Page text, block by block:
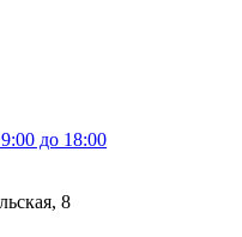
до 18:00
8